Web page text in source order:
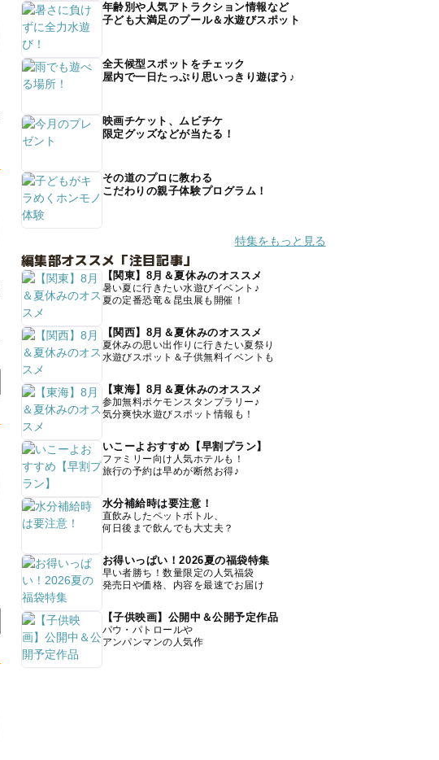
年齢別や人気アトラクション情報など
子ども大満足のプール＆水遊びスポット
全天候型スポットをチェック
屋内で一日たっぷり思いっきり遊ぼう♪
映画チケット、ムビチケ
限定グッズなどが当たる！
その道のプロに教わる
こだわりの親子体験プログラム！
特集をもっと見る
編集部オススメ「注目記事」
【関東】8月＆夏休みのオススメ
暑い夏に行きたい水遊びイベント♪
夏の定番恐竜＆昆虫展も開催！
【関西】8月＆夏休みのオススメ
夏休みの思い出作りに行きたい夏祭り
水遊びスポット＆子供無料イベントも
【東海】8月＆夏休みのオススメ
参加無料ポケモンスタンプラリー♪
気分爽快水遊びスポット情報も！
いこーよおすすめ【早割プラン】
ファミリー向け人気ホテルも！
旅行の予約は早めが断然お得♪
水分補給時は要注意！
直飲みしたペットボトル、
何日後まで飲んでも大丈夫？
お得いっぱい！2026夏の福袋特集
早い者勝ち！数量限定の人気福袋
発売日や価格、内容を最速でお届け
【子供映画】公開中＆公開予定作品
パウ・パトロールや
アンパンマンの人気作